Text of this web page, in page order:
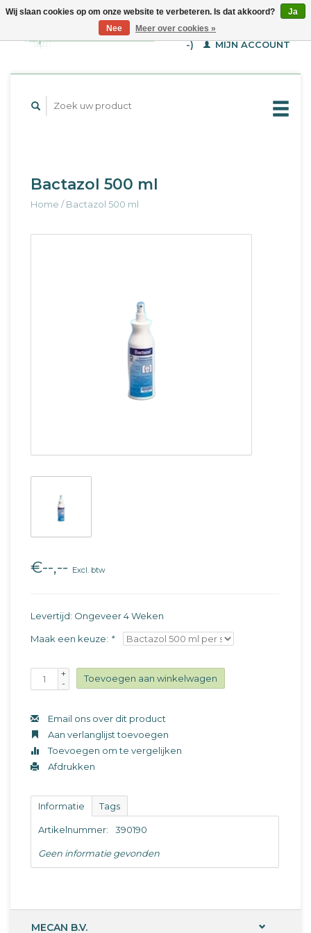
WINKELWAGEN (€--,-
-)
MIJN ACCOUNT
Bactazol 500 ml
Home /Bactazol 500 ml
€--,-- Excl. btw
Levertijd: Ongeveer 4 Weken
Maak een keuze: *
+
-
Toevoegen aan winkelwagen
Email ons over dit product
Aan verlanglijst toevoegen
Toevoegen om te vergelijken
Afdrukken
Informatie Tags
Artikelnummer: 390190
Geen informatie gevonden
MECAN B.V.
Wij slaan cookies op om onze website te verbeteren. Is dat akkoord?
Ja
Nee
Meer over cookies »